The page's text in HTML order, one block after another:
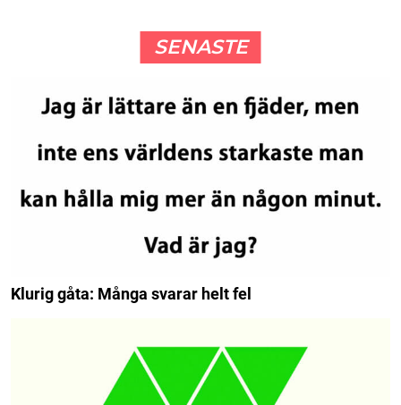
SENASTE
Klurig gåta: Många svarar helt fel